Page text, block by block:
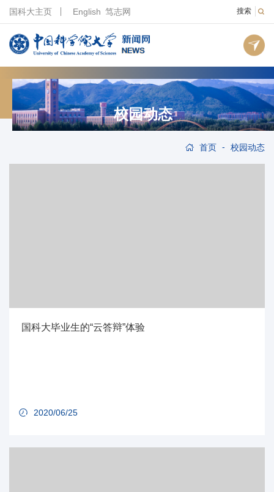
搜索
国科大主页 English 笃志网
校园动态
首页 - 校园动态
国科大毕业生的“云答辩”体验
2020/06/25